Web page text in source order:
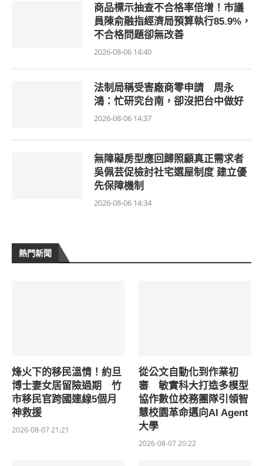
商品標示抽查不合格率倍增！市議
員陳俞融指經濟局預算執行85.9%，
不合格問題卻無改善
2026-08-06 14:40
法制局稱受害廠商零申請 周永
鴻：忙研究台南，卻沒把台中做好
2026-08-06 14:37
無障礙房型應回歸照顧真正需求者
吳佩芸促檢討社宅選屋制度 建立優
先保障機制
2026-08-06 14:34
熱門新聞
烽火下的移民溫情！約旦
博士妻女居留險過期 竹
市移民官跨國連線5個月
神救援
2026-08-07 21:21
從公文自動化到作業初
審 敏實科大打造多模型
協作數位校務團隊引領智
慧校園革命邁向AI Agent
大學
2026-08-07 20:22